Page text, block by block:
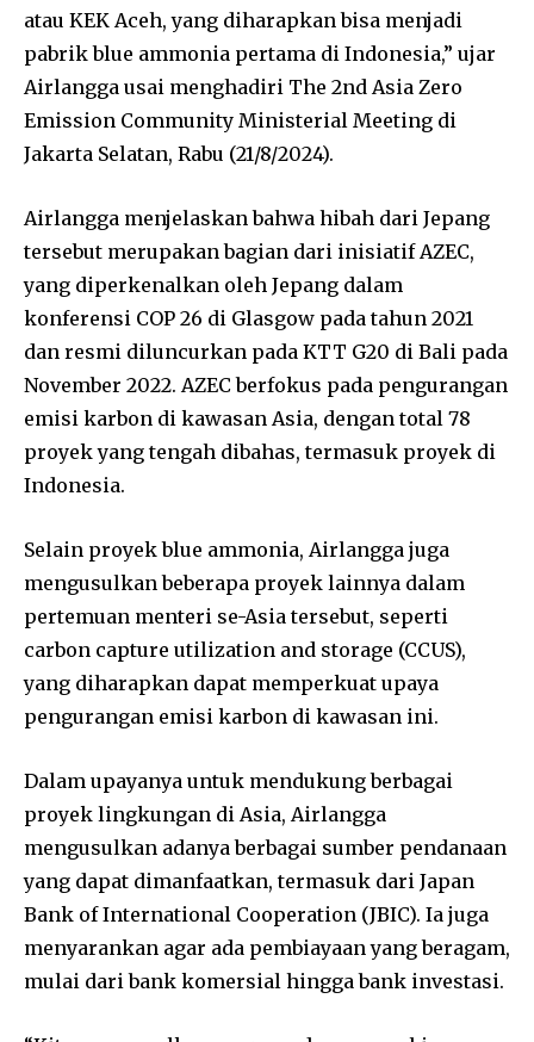
atau KEK Aceh, yang diharapkan bisa menjadi
pabrik blue ammonia pertama di Indonesia,” ujar
Airlangga usai menghadiri The 2nd Asia Zero
Emission Community Ministerial Meeting di
Jakarta Selatan, Rabu (21/8/2024).
Airlangga menjelaskan bahwa hibah dari Jepang
tersebut merupakan bagian dari inisiatif AZEC,
yang diperkenalkan oleh Jepang dalam
konferensi COP 26 di Glasgow pada tahun 2021
dan resmi diluncurkan pada KTT G20 di Bali pada
November 2022. AZEC berfokus pada pengurangan
emisi karbon di kawasan Asia, dengan total 78
proyek yang tengah dibahas, termasuk proyek di
Indonesia.
Selain proyek blue ammonia, Airlangga juga
mengusulkan beberapa proyek lainnya dalam
pertemuan menteri se-Asia tersebut, seperti
carbon capture utilization and storage (CCUS),
yang diharapkan dapat memperkuat upaya
pengurangan emisi karbon di kawasan ini.
Dalam upayanya untuk mendukung berbagai
proyek lingkungan di Asia, Airlangga
mengusulkan adanya berbagai sumber pendanaan
yang dapat dimanfaatkan, termasuk dari Japan
Bank of International Cooperation (JBIC). Ia juga
menyarankan agar ada pembiayaan yang beragam,
mulai dari bank komersial hingga bank investasi.